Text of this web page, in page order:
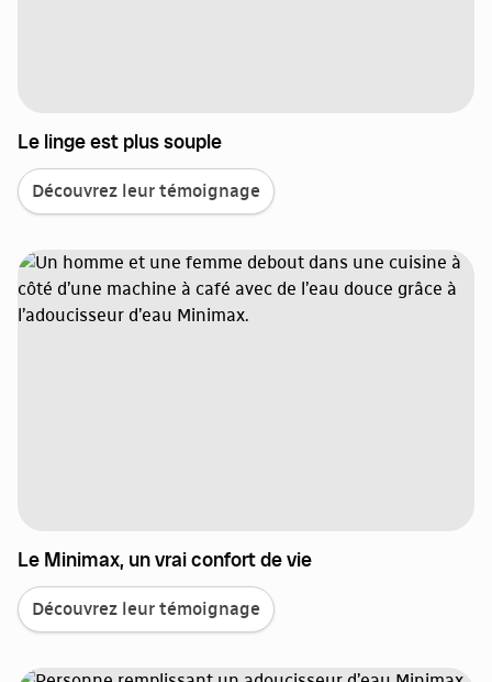
Le linge est plus souple
Découvrez leur témoignage
Le Minimax, un vrai confort de vie
Découvrez leur témoignage